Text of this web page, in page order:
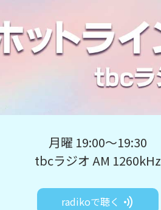
月曜 19:00～19:30
tbcラジオ AM 1260kHz
radikoで聴く